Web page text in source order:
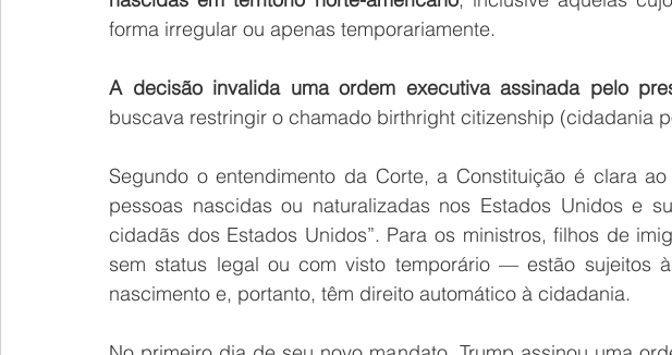
forma irregular ou apenas temporariamente.
A decisão invalida uma ordem executiva assinada pelo
buscava restringir o chamado birthright citizenship (cidadania
Segundo o entendimento da Corte, a Constituição é clara
pessoas nascidas ou naturalizadas nos Estados Unidos e
cidadãs dos Estados Unidos”. Para os ministros, filhos de
sem status legal ou com visto temporário — estão sujeitos
nascimento e, portanto, têm direito automático à cidadania.